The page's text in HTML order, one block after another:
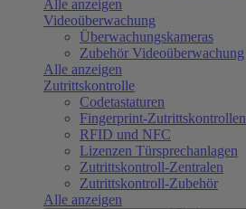
Alle anzeigen
Videoüberwachung
Überwachungskameras
Zubehör Videoüberwachung
Alle anzeigen
Zutrittskontrolle
Codetastaturen
Fingerprint-Zutrittskontrollen
RFID und NFC
Lizenzen Türsprechanlagen
Zutrittskontroll-Zentralen
Zutrittskontroll-Zubehör
Alle anzeigen